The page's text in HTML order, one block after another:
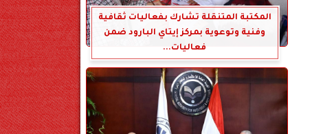
المكتبة المتنقلة تشارك بفعاليات ثقافية
وفنية وتوعوية بمركز إيتاي البارود ضمن
فعاليات...